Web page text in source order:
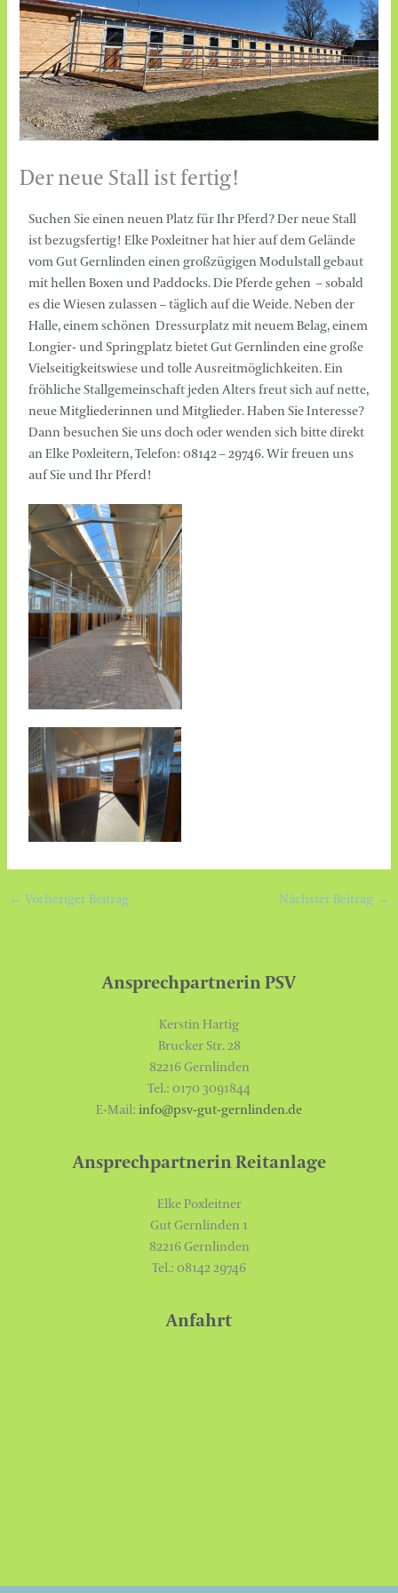
Der neue Stall ist fertig!
Suchen Sie einen neuen Platz für Ihr Pferd? Der neue Stall
ist bezugsfertig! Elke Poxleitner hat hier auf dem Gelände
vom Gut Gernlinden einen großzügigen Modulstall gebaut
mit hellen Boxen und Paddocks. Die Pferde gehen – sobald
es die Wiesen zulassen – täglich auf die Weide. Neben der
Halle, einem schönen Dressurplatz mit neuem Belag, einem
Longier- und Springplatz bietet Gut Gernlinden eine große
Vielseitigkeitswiese und tolle Ausreitmöglichkeiten. Ein
fröhliche Stallgemeinschaft jeden Alters freut sich auf nette,
neue Mitgliederinnen und Mitglieder. Haben Sie Interesse?
Dann besuchen Sie uns doch oder wenden sich bitte direkt
an Elke Poxleitern, Telefon: 08142 – 29746. Wir freuen uns
auf Sie und Ihr Pferd!
← Vorheriger Beitrag Nächster Beitrag →
Ansprechpartnerin PSV
Kerstin Hartig
Brucker Str. 28
82216 Gernlinden
Tel.: 0170 3091844
E-Mail: info@psv-gut-gernlinden.de
Ansprechpartnerin Reitanlage
Elke Poxleitner
Gut Gernlinden 1
82216 Gernlinden
Tel.: 08142 29746
Anfahrt